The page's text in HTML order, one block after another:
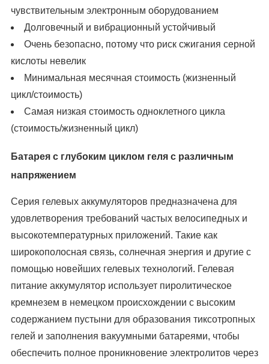
чувствительным электронным оборудованием
Долговечный и вибрационный устойчивый
Очень безопасно, потому что риск сжигания серной
кислоты невелик
Минимальная месячная стоимость (жизненный
цикл/стоимость)
Самая низкая стоимость одноклетного цикла
(стоимость/жизненный цикл)
Батарея с глубоким циклом геля с различным
напряжением
Серия гелевых аккумуляторов предназначена для
удовлетворения требований частых велосипедных и
высокотемпературных приложений. Такие как
широкополосная связь, солнечная энергия и другие с
помощью новейших гелевых технологий. Гелевая
питание аккумулятор использует пиролитическое
кремнезем в немецком происхождении с высоким
содержанием пустыни для образования тиксотропных
гелей и заполнения вакуумными батареями, чтобы
обеспечить полное проникновение электролитов через